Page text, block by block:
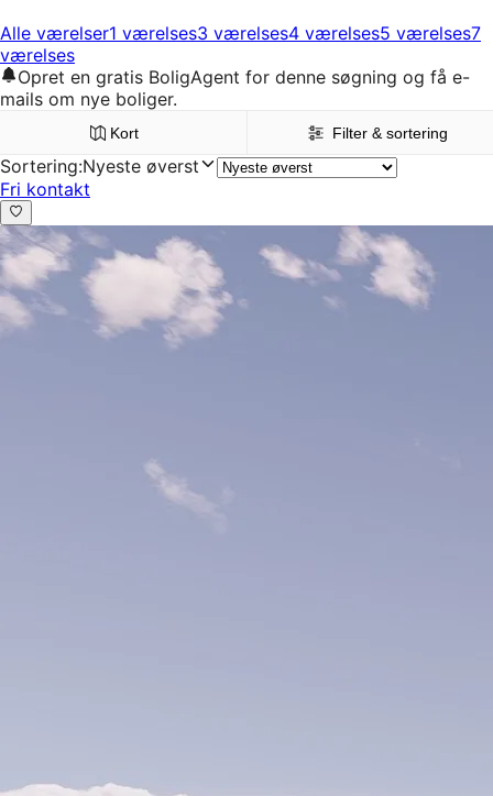
Alle værelser1 værelses3 værelses4 værelses5 værelses7
værelses
Opret en gratis BoligAgent for denne søgning og få e-
mails om nye boliger.
Kort Filter & sortering
Sortering:Nyeste øverst
Fri kontakt